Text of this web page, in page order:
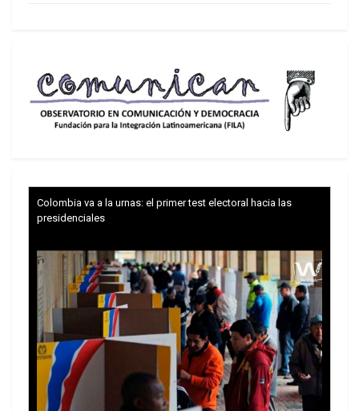
atención. Ellos son Luis “Toto” Caputo y Patricia
Bullrich. En sus manos están los ministerios de
Economía y Seguridad, los dos lugares más
importantes para los planes en marcha. Ambos
utilizarlos.
Caputo, reconocido por sus “compañeros” de
aventuras financieras, como “el Messi de las
finanzas” fue secretario de Finanzas y presidente
del Banco Central durante el Gobierno de Macri.
Analizando esa gestión fue el mismo Milei quien
Colombia va a la urnas: el primer test electoral hacia las
presidenciales